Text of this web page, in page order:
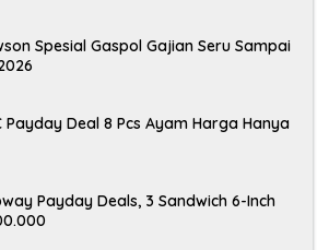
Spesial Gaspol Gajian Seru Sampai
Payday Deal 8 Pcs Ayam Harga Hanya
Payday Deals, 3 Sandwich 6-Inch